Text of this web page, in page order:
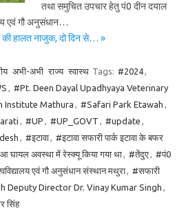
तथा समुचित उपचार हेतु पं0 दीन दयाल
एवं गौ अनुसंधान…
की हालत नाजुक, दो दिन से… »
अभी-अभी राज्य स्वास्थ Tags: #2024,
, #Pt. Deen Dayal Upadhyaya Veterinary
Institute Mathura , #Safari Park Etawah ,
, #UP , #UP_GOVT , #update ,
, #इटावा, #इटावा सफारी पार्क इटावा के बफर
घायल अवस्था में रेस्क्यू किया गया था, #तेंदुए, #पं0
एवं गौ अनुसंधान संस्थान मथुरा, #सफारी
Deputy Director Dr. Vinay Kumar Singh ,
सिंह